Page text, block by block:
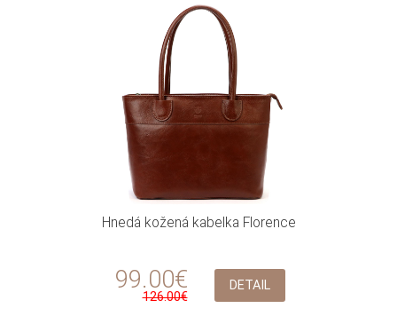
Hnedá kožená kabelka Florence
99.00€
126.00€
DETAIL